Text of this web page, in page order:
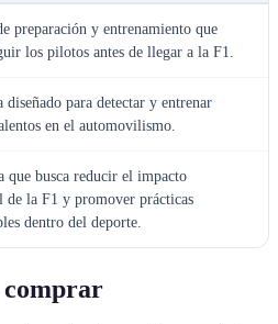
preparación y entrenamiento que
los pilotos antes de llegar a la F1.
diseñado para detectar y entrenar
en el automovilismo.
que busca reducir el impacto
de la F1 y promover prácticas
dentro del deporte.
comprar